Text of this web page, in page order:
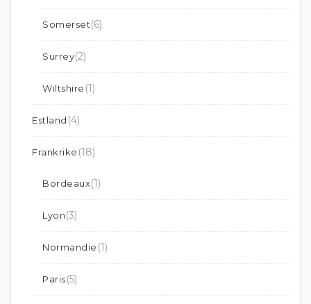
Somerset(6)
Surrey(2)
Wiltshire (1)
Estland (4)
Frankrike (18)
Bordeaux(1)
Lyon(3)
Normandie (1)
Paris(5)